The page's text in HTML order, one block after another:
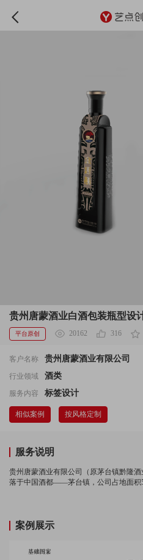
贵州唐蒙酒业白酒包装瓶型设
平台原创 20162 316
客户名称 贵州唐蒙酒业有限公司
行业领域 酒类
服务内容 标签设计
相似案例 按风格定制
服务说明
贵州唐蒙酒业有限公司（原茅台镇黔隆
落于中国酒都——茅台镇，公司占地面积
余万元，流动资金1500余万元，年产优
性鲜明，深受消费者青睐；面对激烈的
足客户需求把复杂的事情简单化、规范
案例展示